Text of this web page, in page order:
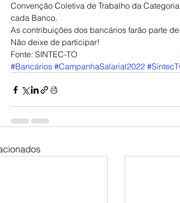
Convenção Coletiva de Trabalho da
cada Banco.
As contribuições dos bancários farão parte
Não deixe de participar!
Fonte: SINTEC-TO
#Bancários #CampanhaSalarial2022